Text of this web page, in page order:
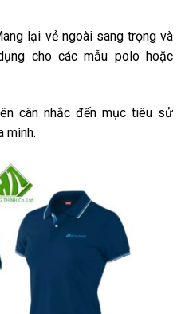
lại vẻ ngoài sang trọng và
cho các mẫu polo hoặc
cân nhắc đến mục tiêu sử
mình.